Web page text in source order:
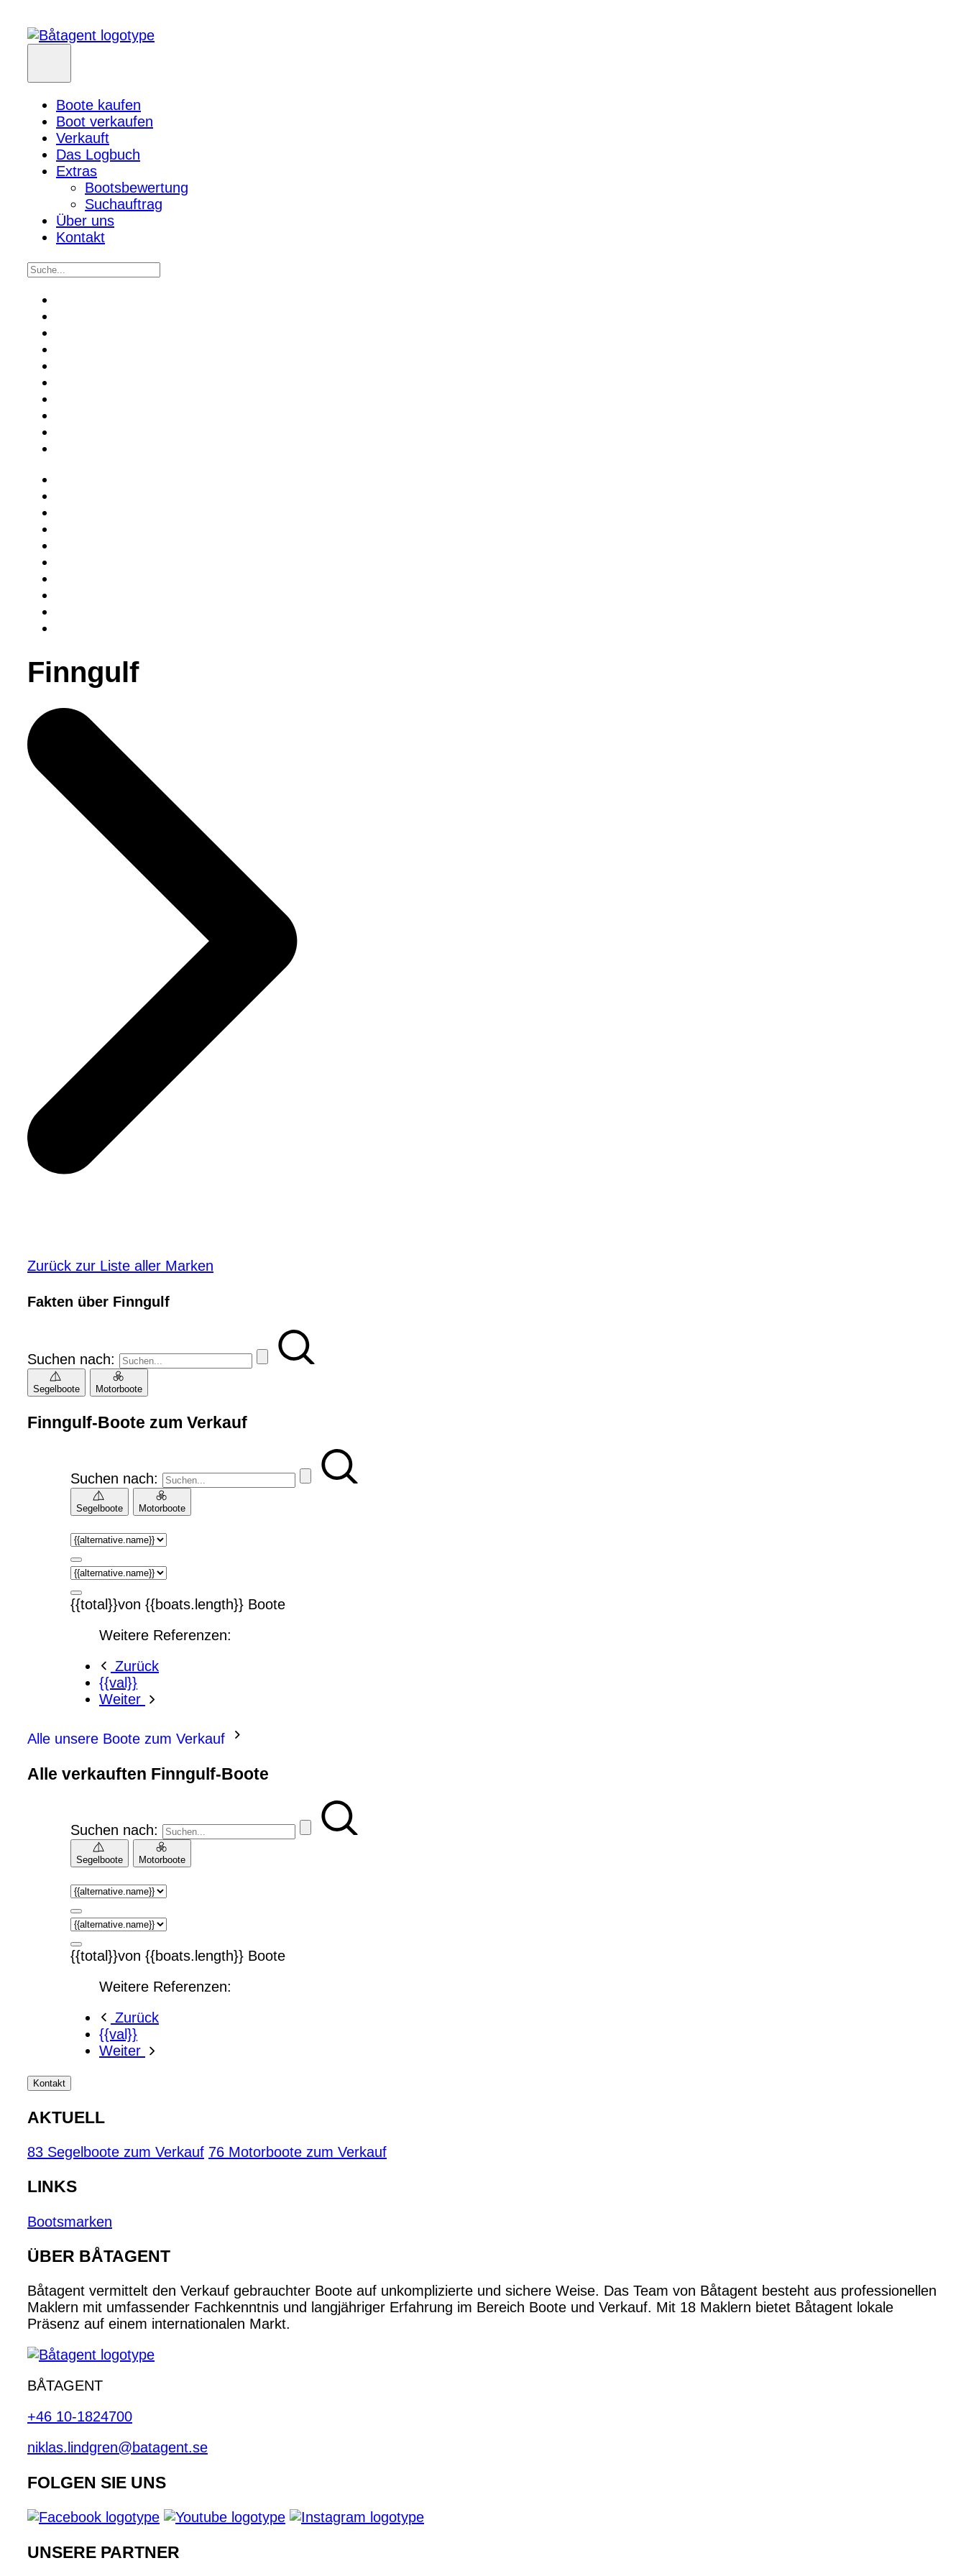
Boote kaufen
Boot verkaufen
Verkauft
Das Logbuch
Extras
Bootsbewertung
Suchauftrag
Über uns
Kontakt
Finngulf
Zurück zur Liste aller Marken
Fakten über Finngulf
Suchen nach:
Segelboote Motorboote
Finngulf-Boote zum Verkauf
Suchen nach:
Segelboote Motorboote
{{total}}von {{boats.length}} Boote
Weitere Referenzen:
Zurück
{{val}}
Weiter
Alle unsere Boote zum Verkauf
Alle verkauften Finngulf-Boote
Suchen nach:
Segelboote Motorboote
{{total}}von {{boats.length}} Boote
Weitere Referenzen:
Zurück
{{val}}
Weiter
Kontakt
AKTUELL
83 Segelboote zum Verkauf 76 Motorboote zum Verkauf
LINKS
Bootsmarken
ÜBER BÅTAGENT
Båtagent vermittelt den Verkauf gebrauchter Boote auf unkomplizierte und sichere Weise. Das Team von Båtagent besteht aus professionellen
Maklern mit umfassender Fachkenntnis und langjähriger Erfahrung im Bereich Boote und Verkauf. Mit 18 Maklern bietet Båtagent lokale
Präsenz auf einem internationalen Markt.
BÅTAGENT
+46 10-1824700
niklas.lindgren@batagent.se
FOLGEN SIE UNS
UNSERE PARTNER